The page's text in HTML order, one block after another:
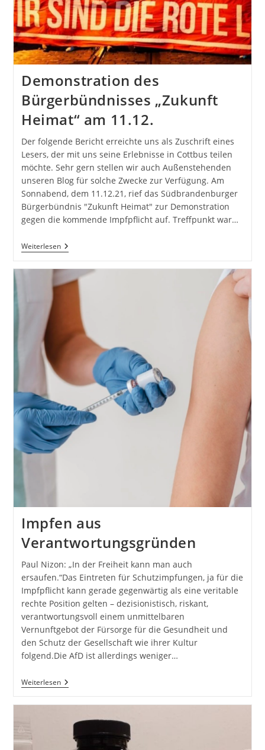
Demonstration des
Bürgerbündnisses „Zukunft
Heimat“ am 11.12.
Der folgende Bericht erreichte uns als Zuschrift eines
Lesers, der mit uns seine Erlebnisse in Cottbus teilen
möchte. Sehr gern stellen wir auch Außenstehenden
unseren Blog für solche Zwecke zur Verfügung. Am
Sonnabend, dem 11.12.21, rief das Südbrandenburger
Bürgerbündnis "Zukunft Heimat" zur Demonstration
gegen die kommende Impfpflicht auf. Treffpunkt war…
WeiterlesenDemonstration
Des
„Zukunft
Heimat“
Impfen aus
Verantwortungsgründen
Paul Nizon: „In der Freiheit kann man auch
ersaufen.“Das Eintreten für Schutzimpfungen, ja für die
Impfpflicht kann gerade gegenwärtig als eine veritable
rechte Position gelten – dezisionistisch, riskant,
verantwortungsvoll einem unmittelbaren
Vernunftgebot der Fürsorge für die Gesundheit und
den Schutz der Gesellschaft wie ihrer Kultur
folgend.Die AfD ist allerdings weniger…
WeiterlesenImpfen
Aus